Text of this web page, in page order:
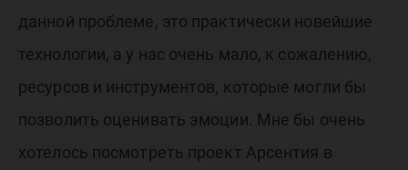
данной проблеме, это практически новейшие
технологии, а у нас очень мало, к сожалению,
ресурсов и инструментов, которые могли бы
позволить оценивать эмоции. Мне бы очень
хотелось посмотреть проект Арсентия в